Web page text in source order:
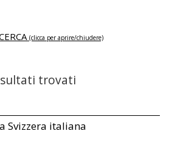
(clicca per aprire/chiudere)
trovati
Svizzera italiana